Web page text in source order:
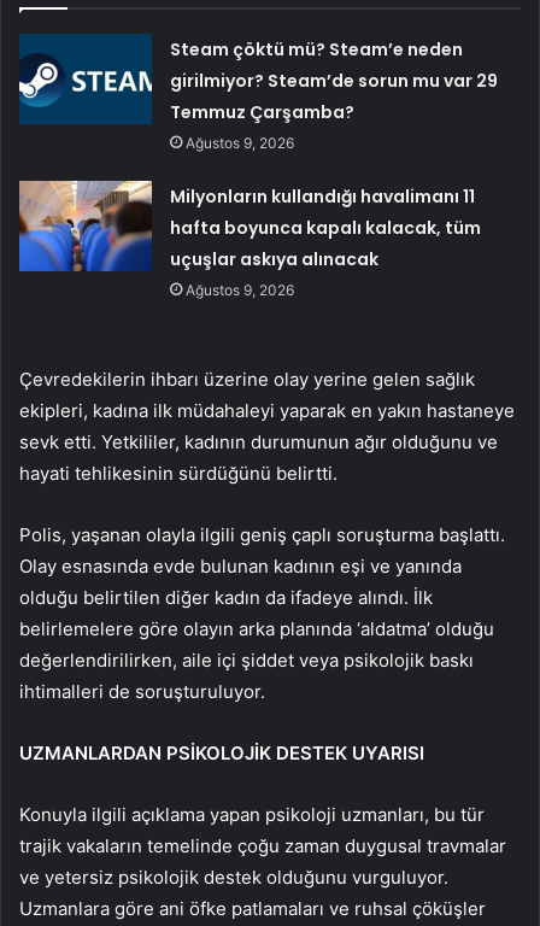
Steam çöktü mü? Steam’e neden
girilmiyor? Steam’de sorun mu var 29
Temmuz Çarşamba?
Ağustos 9, 2026
Milyonların kullandığı havalimanı 11
hafta boyunca kapalı kalacak, tüm
uçuşlar askıya alınacak
Ağustos 9, 2026
Çevredekilerin ihbarı üzerine olay yerine gelen sağlık
ekipleri, kadına ilk müdahaleyi yaparak en yakın hastaneye
sevk etti. Yetkililer, kadının durumunun ağır olduğunu ve
hayati tehlikesinin sürdüğünü belirtti.
Polis, yaşanan olayla ilgili geniş çaplı soruşturma başlattı.
Olay esnasında evde bulunan kadının eşi ve yanında
olduğu belirtilen diğer kadın da ifadeye alındı. İlk
belirlemelere göre olayın arka planında ‘aldatma’ olduğu
değerlendirilirken, aile içi şiddet veya psikolojik baskı
ihtimalleri de soruşturuluyor.
UZMANLARDAN PSİKOLOJİK DESTEK UYARISI
Konuyla ilgili açıklama yapan psikoloji uzmanları, bu tür
trajik vakaların temelinde çoğu zaman duygusal travmalar
ve yetersiz psikolojik destek olduğunu vurguluyor.
Uzmanlara göre ani öfke patlamaları ve ruhsal çöküşler